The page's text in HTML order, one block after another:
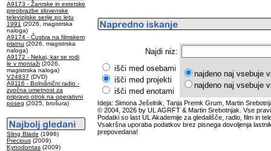
A9173 - Žanrske in estetske
preobrazbe slovenske
televizijske serije po letu
1991 (2026, magistrska
naloga)
A9174 - Čustva na filmskem
platnu (2026, magistrska
naloga)
A9172 - Nekaj, kar se rodi
le v montaži (2026,
magistrska naloga)
V24837 (DVD)
A9116 - Bolnišnični radio -
zvočna umetnost za
pripravo otrok na operativni
poseg (2025, brošura)
Sling Blade (1996)
Precious (2009)
Kynodontas (2009)
Najdi niz:
išči med osebami
išči med projekti
išči med enotami
najdeno naj vsebuje
najdeno naj vsebuje
Ideja: Simona Ješelnik, Tanja Premk Grum, Martin
© 2004, 2026 by UL AGRFT & Martin Srebotnjak. Vse
Podatki so last UL Akademije za gledališče, radio, film in
Vsakršna uporaba podatkov brez pisnega dovoljenja
prepovedana!